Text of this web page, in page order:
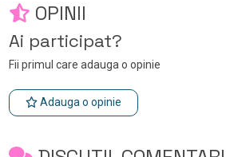
OPINII
Ai participat?
Fii primul care adauga o opinie
Adauga o opinie